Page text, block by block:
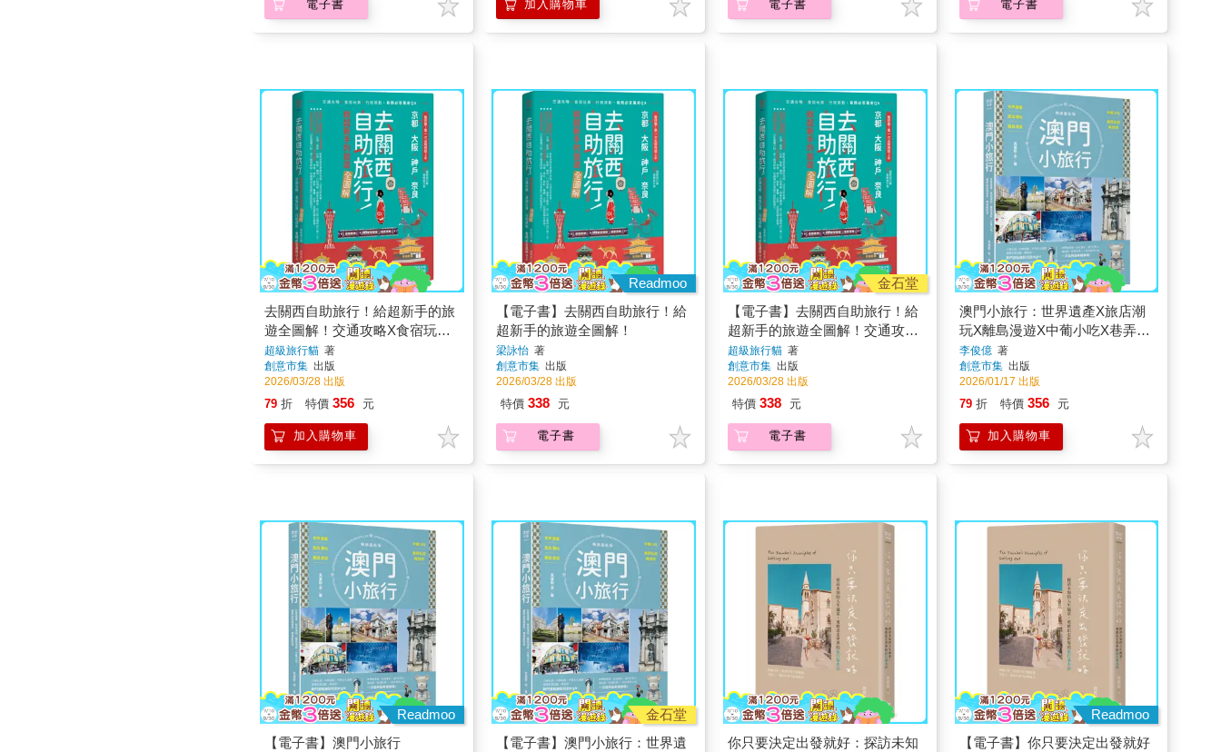
電子書 加入購物車 電子書 電子書
去關西自助旅行！給超新手的旅
遊全圖解！交通攻略X食宿玩買
X行程規劃，有問必答萬用QA
超級旅行貓 著
創意市集 出版
2026/03/28 出版
79 折 特價 356 元
加入購物車
Readmoo
【電子書】去關西自助旅行！給
超新手的旅遊全圖解！
梁詠怡著
創意市集 出版
2026/03/28 出版
特價 338 元
電子書
金石堂
【電子書】去關西自助旅行！給
超新手的旅遊全圖解！交通攻略
X食宿玩買X行程規劃，有問必
答萬用QA
超級旅行貓著
創意市集 出版
2026/03/28 出版
特價 338 元
電子書
澳門小旅行：世界遺產X旅店潮
玩X離島漫遊X中葡小吃X巷弄私
旅再發現 暢銷最新版
李俊億著
創意市集 出版
2026/01/17 出版
79 折 特價 356 元
加入購物車
Readmoo
【電子書】澳門小旅行
金石堂
【電子書】澳門小旅行：世界遺
你只要決定出發就好：探訪未知
Readmoo
【電子書】你只要決定出發就好